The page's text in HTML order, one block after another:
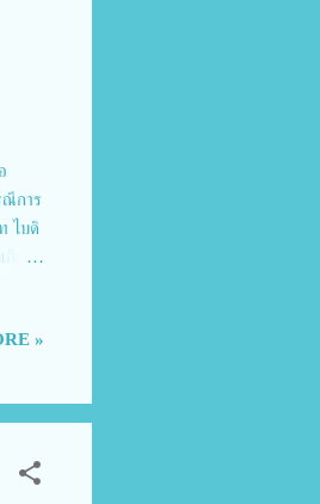
ณีการ
ไบดิ
กี่ยว
าน
าย
»